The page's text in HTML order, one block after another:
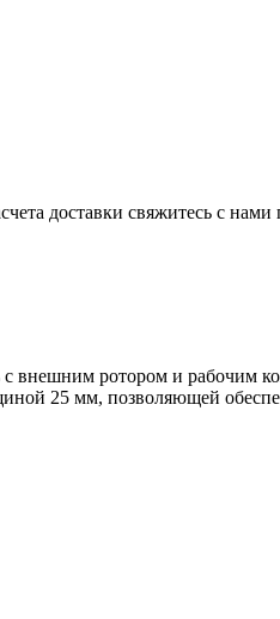
доставки свяжитесь с
внешним ротором и рабочим
25 мм, позволяющей